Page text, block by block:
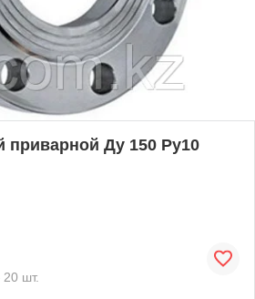
приварной Ду 150 Ру10
шт.